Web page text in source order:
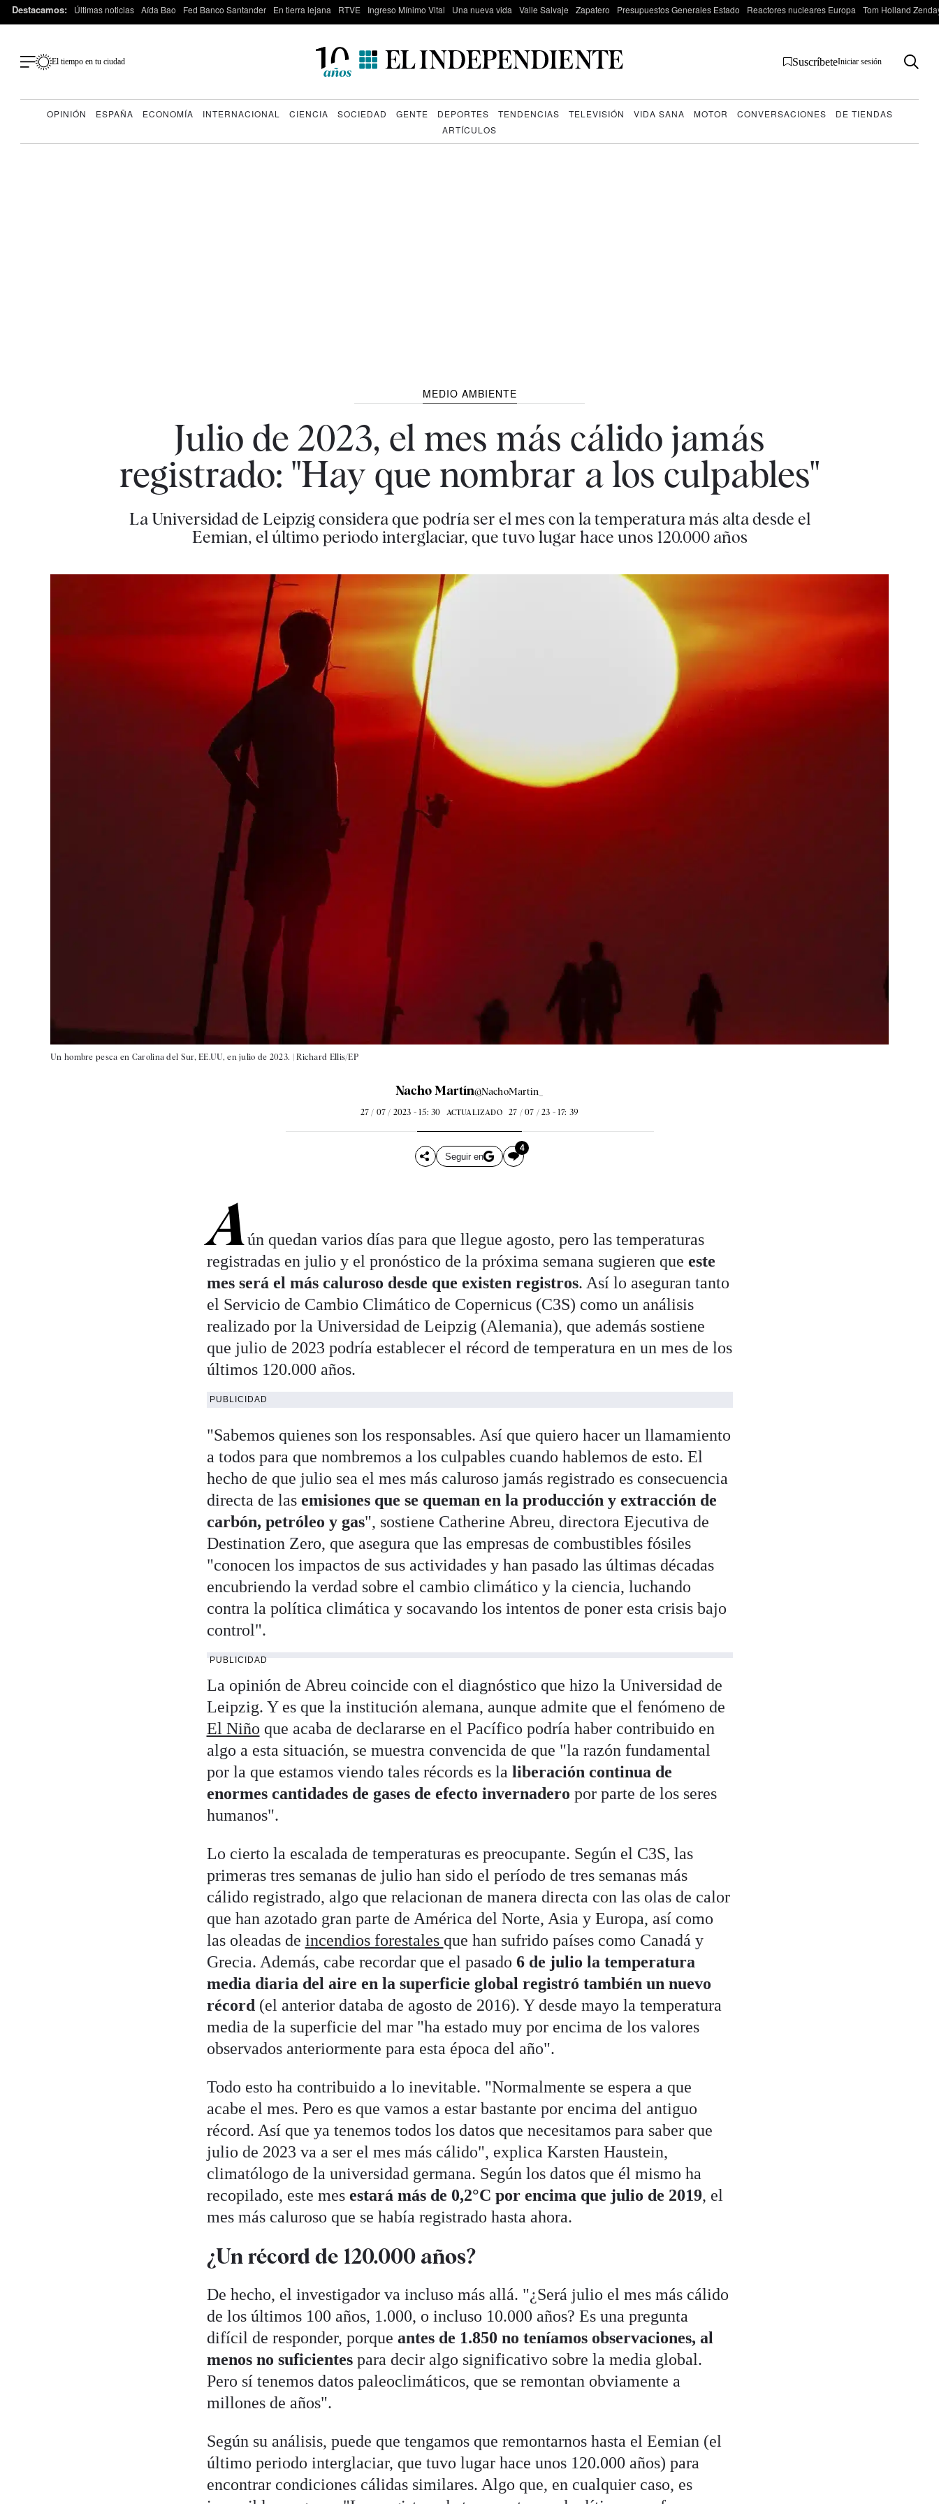
Destacamos: Últimas noticias Aída Bao Fed Banco Santander En tierra lejana RTVE Ingreso Mínimo Vital Una nueva vida Valle Salvaje Zapatero Presupuestos Generales Estado Reactores nucleares Europa Tom Holland
El tiempo en tu ciudad SuscríbeteIniciar sesión
OPINIÓN ESPAÑA ECONOMÍA INTERNACIONAL CIENCIA SOCIEDAD GENTE DEPORTES TENDENCIAS TELEVISIÓN VIDA SANA MOTOR CONVERSACIONES
DE TIENDAS
ARTÍCULOS
MEDIO AMBIENTE
Julio de 2023, el mes más cálido jamás
registrado: "Hay que nombrar a los culpables"
La Universidad de Leipzig considera que podría ser el mes con la temperatura más alta desde el
Eemian, el último periodo interglaciar, que tuvo lugar hace unos 120.000 años
Un hombre pesca en Carolina del Sur, EE.UU, en julio de 2023. |Richard Ellis/EP
Nacho Martín@NachoMartin_
27 / 07 / 2023 - 15: 30 ACTUALIZADO 27 / 07 / 23 - 17: 39
Seguir en
4
Aún quedan varios días para que llegue agosto, pero las temperaturas
registradas en julio y el pronóstico de la próxima semana sugieren que este
mes será el más caluroso desde que existen registros. Así lo aseguran tanto
el Servicio de Cambio Climático de Copernicus (C3S) como un análisis
realizado por la Universidad de Leipzig (Alemania), que además sostiene
que julio de 2023 podría establecer el récord de temperatura en un mes de los
últimos 120.000 años.
PUBLICIDAD
"Sabemos quienes son los responsables. Así que quiero hacer un llamamiento
a todos para que nombremos a los culpables cuando hablemos de esto. El
hecho de que julio sea el mes más caluroso jamás registrado es consecuencia
directa de las emisiones que se queman en la producción y extracción de
carbón, petróleo y gas", sostiene Catherine Abreu, directora Ejecutiva de
Destination Zero, que asegura que las empresas de combustibles fósiles
"conocen los impactos de sus actividades y han pasado las últimas décadas
encubriendo la verdad sobre el cambio climático y la ciencia, luchando
contra la política climática y socavando los intentos de poner esta crisis bajo
control".
PUBLICIDAD
La opinión de Abreu coincide con el diagnóstico que hizo la Universidad de
Leipzig. Y es que la institución alemana, aunque admite que el fenómeno de
El Niño que acaba de declararse en el Pacífico podría haber contribuido en
algo a esta situación, se muestra convencida de que "la razón fundamental
por la que estamos viendo tales récords es la liberación continua de
enormes cantidades de gases de efecto invernadero por parte de los seres
humanos".
Lo cierto la escalada de temperaturas es preocupante. Según el C3S, las
primeras tres semanas de julio han sido el período de tres semanas más
cálido registrado, algo que relacionan de manera directa con las olas de calor
que han azotado gran parte de América del Norte, Asia y Europa, así como
las oleadas de incendios forestales que han sufrido países como Canadá y
Grecia. Además, cabe recordar que el pasado 6 de julio la temperatura
media diaria del aire en la superficie global registró también un nuevo
récord(el anterior databa de agosto de 2016). Y desde mayo la temperatura
media de la superficie del mar "ha estado muy por encima de los valores
observados anteriormente para esta época del año".
Todo esto ha contribuido a lo inevitable. "Normalmente se espera a que
acabe el mes. Pero es que vamos a estar bastante por encima del antiguo
récord. Así que ya tenemos todos los datos que necesitamos para saber que
julio de 2023 va a ser el mes más cálido", explica Karsten Haustein,
climatólogo de la universidad germana. Según los datos que él mismo ha
recopilado, este mesestará más de 0,2°C por encima que julio de 2019, el
mes más caluroso que se había registrado hasta ahora.
¿Un récord de 120.000 años?
De hecho, el investigador va incluso más allá. "¿Será julio el mes más cálido
de los últimos 100 años, 1.000, o incluso 10.000 años? Es una pregunta
difícil de responder, porque antes de 1.850 no teníamos observaciones, al
menos no suficientes para decir algo significativo sobre la media global.
Pero sí tenemos datos paleoclimáticos, que se remontan obviamente a
millones de años".
Según su análisis, puede que tengamos que remontarnos hasta el Eemian (el
último periodo interglaciar, que tuvo lugar hace unos 120.000 años) para
encontrar condiciones cálidas similares. Algo que, en cualquier caso, es